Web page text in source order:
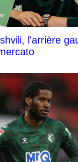
l'arrière